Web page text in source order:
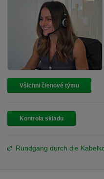
Všichni členové týmu
Kontrola skladu
Rundgang durch die